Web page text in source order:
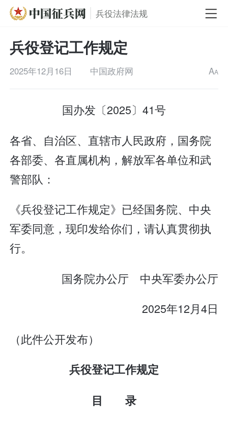
兵役法律法规
兵役登记工作规定
2025年12月16日 中国政府网 AA
国办发〔2025〕41号
各省、自治区、直辖市人民政府，国务院
各部委、各直属机构，解放军各单位和武
警部队：
《兵役登记工作规定》已经国务院、中央
军委同意，现印发给你们，请认真贯彻执
行。
国务院办公厅 中央军委办公厅
2025年12月4日
（此件公开发布）
兵役登记工作规定
目 录